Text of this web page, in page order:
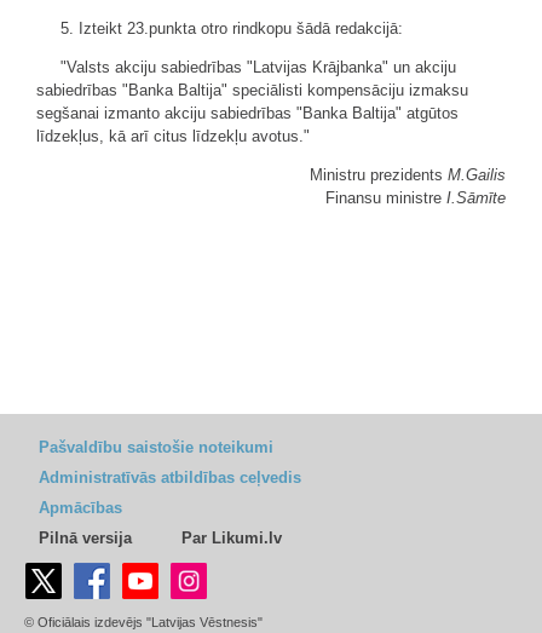
5. Izteikt 23.punkta otro rindkopu šādā redakcijā:
"Valsts akciju sabiedrības "Latvijas Krājbanka" un akciju
sabiedrības "Banka Baltija" speciālisti kompensāciju izmaksu
segšanai izmanto akciju sabiedrības "Banka Baltija" atgūtos
līdzekļus, kā arī citus līdzekļu avotus."
Ministru prezidents M.Gailis
Finansu ministre I.Sāmīte
Pašvaldību saistošie noteikumi
Administratīvās atbildības ceļvedis
Apmācības
Pilnā versija
Par Likumi.lv
© Oficiālais izdevējs "Latvijas Vēstnesis"